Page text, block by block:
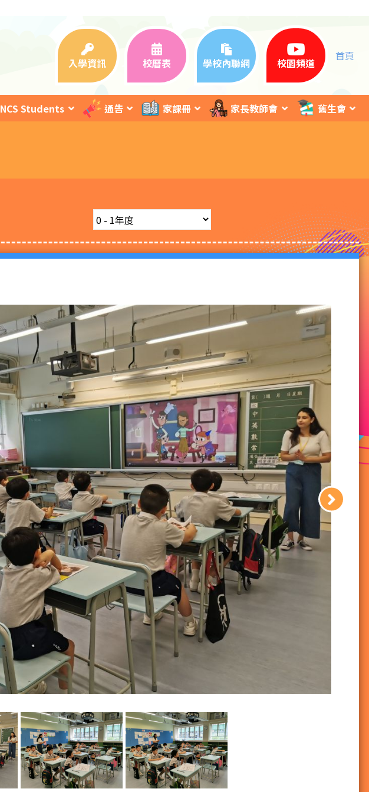
入學資訊 校曆表 學校內聯網 校園頻道
首頁
NCS Students 通告 家課冊 家長教師會 舊生會